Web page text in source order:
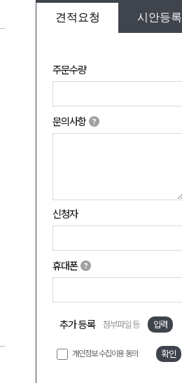
견적요청 시안등록
주문수량
문의사항
신청자
휴대폰
추가 등록 첨부파일 등 입력
개인정보 수집이용 동의 확인